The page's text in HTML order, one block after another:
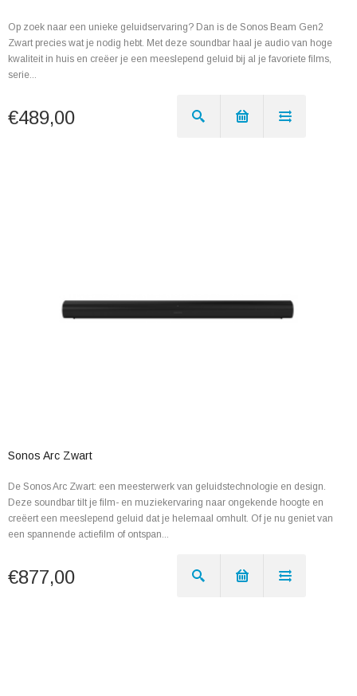
Op zoek naar een unieke geluidservaring? Dan is de Sonos Beam Gen2
Zwart precies wat je nodig hebt. Met deze soundbar haal je audio van hoge
kwaliteit in huis en creëer je een meeslepend geluid bij al je favoriete films,
serie...
€489,00
Sonos Arc Zwart
De Sonos Arc Zwart: een meesterwerk van geluidstechnologie en design.
Deze soundbar tilt je film- en muziekervaring naar ongekende hoogte en
creëert een meeslepend geluid dat je helemaal omhult. Of je nu geniet van
een spannende actiefilm of ontspan...
€877,00